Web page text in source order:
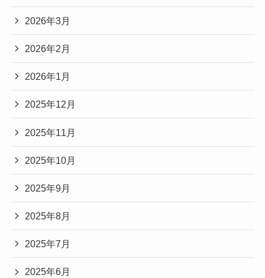
2026年3月
2026年2月
2026年1月
2025年12月
2025年11月
2025年10月
2025年9月
2025年8月
2025年7月
2025年6月